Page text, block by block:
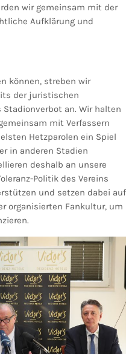
wir gemeinsam mit der
Aufklärung und
können, streben wir
der juristischen
an. Wir halten
mit Verfassern
Hetzparolen ein Spiel
in anderen Stadien
deshalb an unsere
Politik des Vereins
und setzen dabei auf
organisierten Fankultur, um